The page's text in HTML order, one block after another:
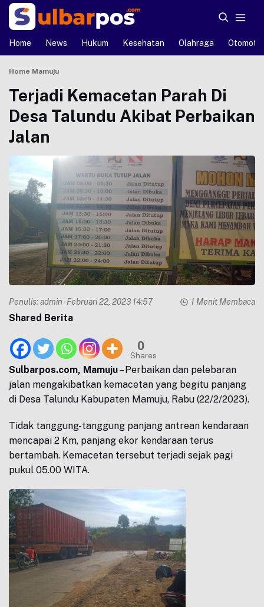
Home News Hukum Kesehatan Olahraga Otomotif
Home Mamuju
Terjadi Kemacetan Parah Di
Desa Talundu Akibat Perbaikan
Jalan
Penulis:admin- Februari 22, 2023 14:57 1 Menit Membaca
Shared Berita
0
Shares
Sulbarpos.com, Mamuju– Perbaikan dan pelebaran
jalan mengakibatkan kemacetan yang begitu panjang
di Desa Talundu Kabupaten Mamuju, Rabu (22/2/2023).
Tidak tanggung-tanggung panjang antrean kendaraan
mencapai 2 Km, panjang ekor kendaraan terus
bertambah. Kemacetan tersebut terjadi sejak pagi
pukul 05.00 WITA.